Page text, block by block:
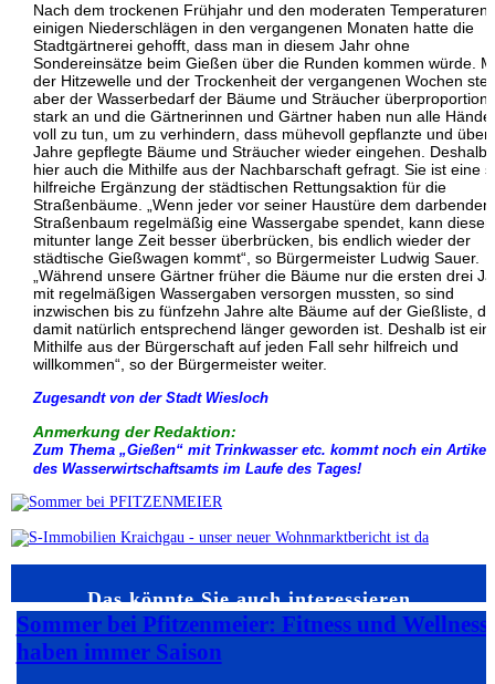
Nach dem trockenen Frühjahr und den moderaten Temperaturen
einigen Niederschlägen in den vergangenen Monaten hatte die
Stadtgärtnerei gehofft, dass man in diesem Jahr ohne
Sondereinsätze beim Gießen über die Runden kommen würde.
der Hitzewelle und der Trockenheit der vergangenen Wochen
aber der Wasserbedarf der Bäume und Sträucher
stark an und die Gärtnerinnen und Gärtner haben nun alle Hände
voll zu tun, um zu verhindern, dass mühevoll gepflanzte und über
Jahre gepflegte Bäume und Sträucher wieder eingehen. Deshalb
hier auch die Mithilfe aus der Nachbarschaft gefragt. Sie ist eine
hilfreiche Ergänzung der städtischen Rettungsaktion für die
Straßenbäume. „Wenn jeder vor seiner Haustüre dem darbenden
Straßenbaum regelmäßig eine Wassergabe spendet, kann dieser
mitunter lange Zeit besser überbrücken, bis endlich wieder der
städtische Gießwagen kommt“, so Bürgermeister Ludwig Sauer.
„Während unsere Gärtner früher die Bäume nur die ersten drei
mit regelmäßigen Wassergaben versorgen mussten, so sind
inzwischen bis zu fünfzehn Jahre alte Bäume auf der Gießliste,
damit natürlich entsprechend länger geworden ist. Deshalb ist
Mithilfe aus der Bürgerschaft auf jeden Fall sehr hilfreich und
willkommen“, so der Bürgermeister weiter.
Zugesandt von der Stadt Wiesloch
Anmerkung der Redaktion:
Zum Thema „Gießen“ mit Trinkwasser etc. kommt noch ein Artikel
des Wasserwirtschaftsamts im Laufe des Tages!
Das könnte Sie auch interessieren…
Sommer bei Pfitzenmeier: Fitness und Wellness
haben immer Saison